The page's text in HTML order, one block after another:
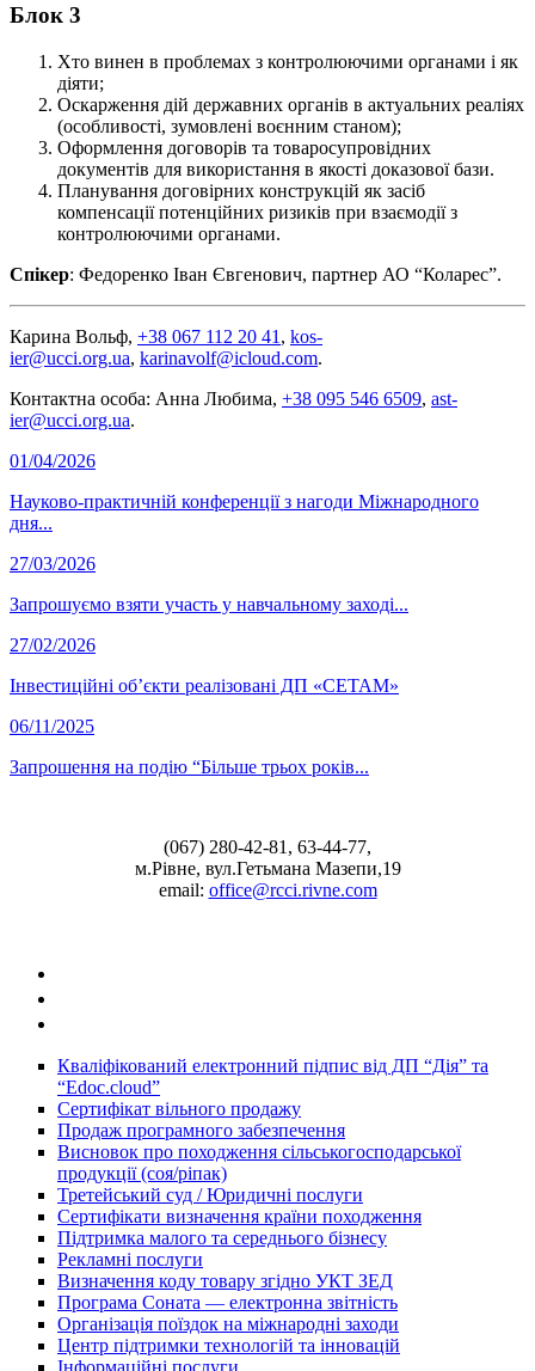
Блок 3
Хто винен в проблемах з контролюючими органами і як
діяти;
Оскарження дій державних органів в актуальних реаліях
(особливості, зумовлені воєнним станом);
Оформлення договорів та товаросупровідних
документів для використання в якості доказової бази.
Планування договірних конструкцій як засіб
компенсації потенційних ризиків при взаємодії з
контролюючими органами.
Спікер: Федоренко Іван Євгенович, партнер АО “Коларес”.
Карина Вольф, +38 067 112 20 41 , kos-
ier@ucci.org.ua, karinavolf@icloud.com.
Контактна особа: Анна Любима, +38 095 546 6509, ast-
ier@ucci.org.ua.
01/04/2026
Науково-практичній конференції з нагоди Міжнародного
дня...
27/03/2026
Запрошуємо взяти участь у навчальному заході...
27/02/2026
Інвестиційні об’єкти реалізовані ДП «СЕТАМ»
06/11/2025
Запрошення на подію “Більше трьох років...
(067) 280-42-81, 63-44-77,
м.Рівне, вул.Гетьмана Мазепи,19
email: office@rcci.rivne.com
Кваліфікований електронний підпис від ДП “Дія” та
“Edoc.cloud”
Сертифікат вільного продажу
Продаж програмного забезпечення
Висновок про походження сільськогосподарської
продукції (соя/ріпак)
Третейський суд / Юридичні послуги
Сертифікати визначення країни походження
Підтримка малого та середнього бізнесу
Рекламні послуги
Визначення коду товару згідно УКТ ЗЕД
Програма Соната — електронна звітність
Організація поїздок на міжнародні заходи
Центр підтримки технологій та інновацій
Інформаційні послуги